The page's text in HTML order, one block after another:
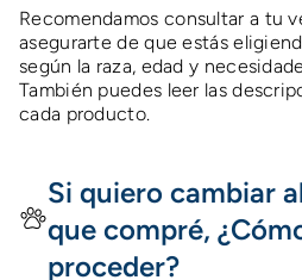
Recomendamos consultar a tu
asegurarte de que estás
según la raza, edad y
También puedes leer las
cada producto.
Si quiero cambiar
que compré,
proceder?